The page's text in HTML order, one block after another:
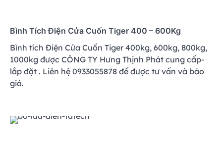
Bình Tích Điện Cửa Cuốn Tiger 400 – 600Kg
Bình tích Điện Cửa Cuốn Tiger 400kg, 600kg, 800kg,
1000kg được CÔNG TY Hưng Thịnh Phát cung cấp-
lắp đặt . Liên hệ 0933055878 để được tư vấn và báo
giá.